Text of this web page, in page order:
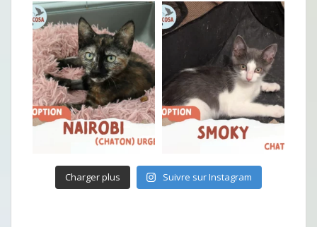
Charger plus Suivre sur Instagram